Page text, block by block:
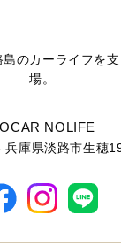
のカーライフを
場。
NOLIFE
庫県淡路市生穂